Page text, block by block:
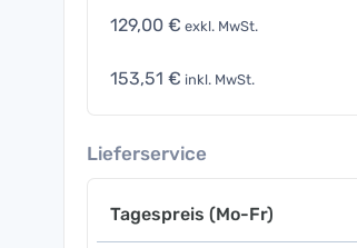
129,00 € exkl. MwSt.
153,51 € inkl. MwSt.
Lieferservice
Tagespreis (Mo-Fr)